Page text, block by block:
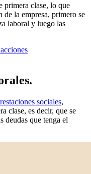
primera clase, lo que
la empresa, primero se
laboral y luego las
sociales,
clase, es decir, que se
deudas que tenga el